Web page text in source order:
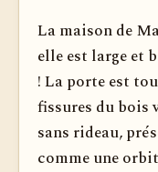
La maison de
elle est large et
! La porte est
fissures du bois
sans rideau,
comme une